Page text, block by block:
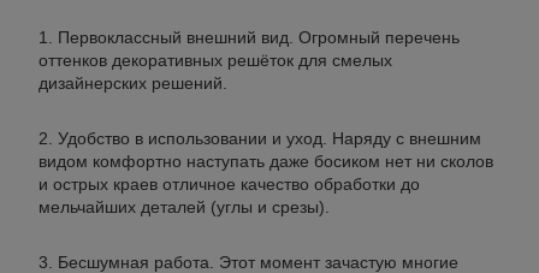
Первоклассный внешний вид. Огромный перечень
оттенков декоративных решёток для смелых
дизайнерских решений.
Удобство в использовании и уход. Наряду с внешним
видом комфортно наступать даже босиком нет ни сколов
и острых краев отличное качество обработки до
мельчайших деталей (углы и срезы).
Бесшумная работа. Этот момент зачастую многие